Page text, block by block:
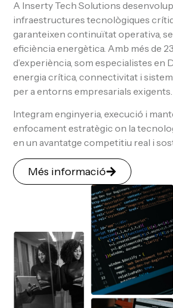
A Inserty Tech Solutions
infraestructures tecnològiques
garanteixen continuïtat operativa,
eficiència energètica. Amb més de
d’experiència, som especialistes en
energia crítica, connectivitat i
per a entorns empresarials exigents.
Integram enginyeria, execució i
enfocament estratègic on la
en un avantatge competitiu real i
Més informació